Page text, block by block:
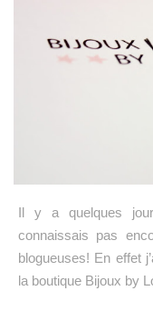
Il y a quelques
connaissais pas
blogueuses! En effet
la boutique Bijoux by